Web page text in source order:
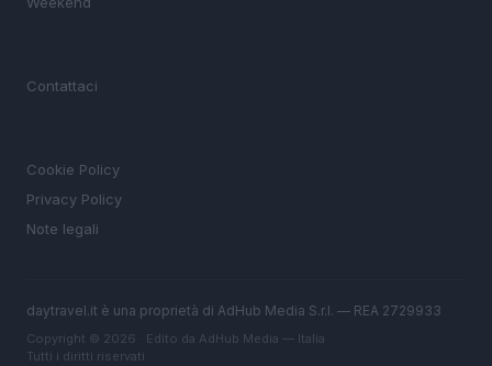
Contattaci
Cookie Policy
Privacy Policy
Note legali
daytravel.it è una proprietà di AdHub Media S.r.l. — REA 2729933
Copyright © 2026 · Edito da AdHub Media — Italia
Tutti i diritti riservati